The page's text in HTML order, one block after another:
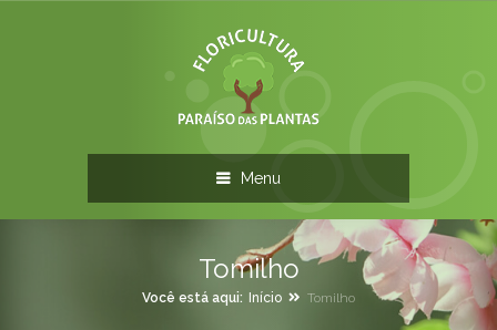
Menu
Tomilho
Você está aqui: Início Tomilho